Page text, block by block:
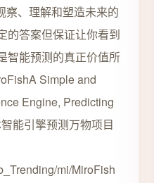
察、理解和塑造未来的
的答案但保证让你看到
能预测的真正价值所
Simple and
Engine, Predicting
能引擎预测万物项目
mi/MiroFish